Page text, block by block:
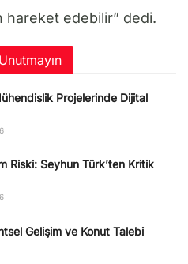
hareket edebilir” dedi.
Projelerinde Dijital
Riski: Seyhun Türk’ten Kritik
Gelişim ve Konut Talebi